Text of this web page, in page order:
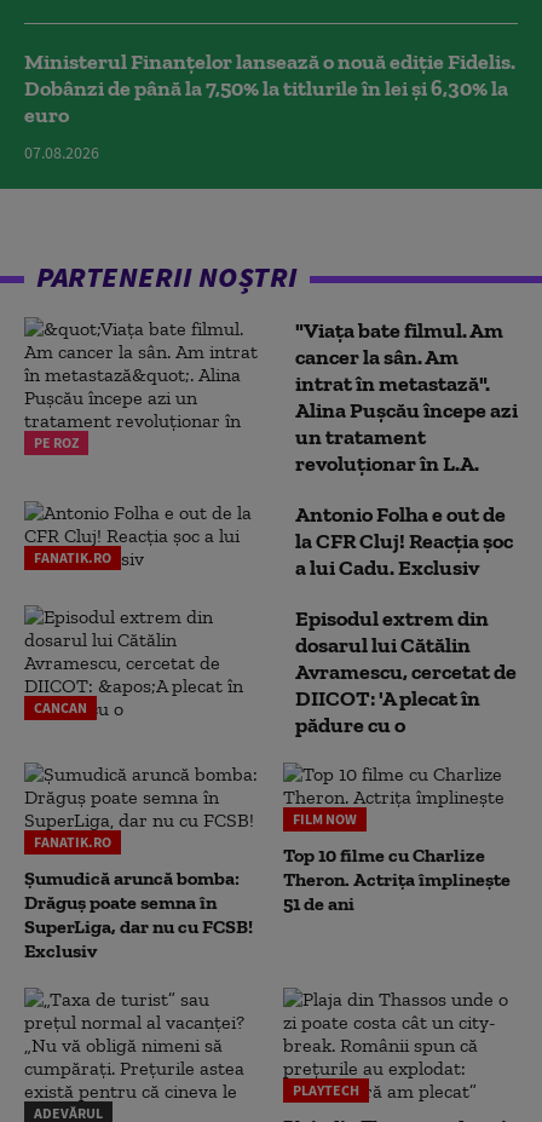
Ministerul Finanțelor lansează o nouă ediție Fidelis.
Dobânzi de până la 7,50% la titlurile în lei și 6,30% la
euro
07.08.2026
PARTENERII NOȘTRI
PE ROZ
"Viața bate filmul. Am
cancer la sân. Am
intrat în metastază".
Alina Pușcău începe azi
un tratament
revoluționar în L.A.
FANATIK.RO
Antonio Folha e out de
la CFR Cluj! Reacția șoc
a lui Cadu. Exclusiv
CANCAN
Episodul extrem din
dosarul lui Cătălin
Avramescu, cercetat de
DIICOT: 'A plecat în
pădure cu o
FANATIK.RO
Șumudică aruncă bomba:
Drăguș poate semna în
SuperLiga, dar nu cu FCSB!
Exclusiv
FILM NOW
Top 10 filme cu Charlize
Theron. Actrița împlinește
51 de ani
ADEVĂRUL
PLAYTECH